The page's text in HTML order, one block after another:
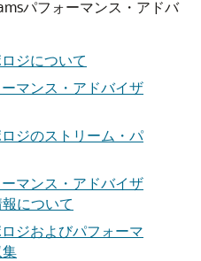
パフォーマンス・アドバ
ジについて
マンス・アドバイザ
ジのストリーム・パ
マンス・アドバイザ
について
ジおよびパフォーマ